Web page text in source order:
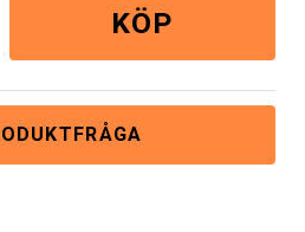
KÖP